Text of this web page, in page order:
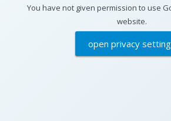
You have not given permission to use
website.
open privacy